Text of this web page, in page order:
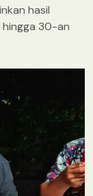
hasil
30-an